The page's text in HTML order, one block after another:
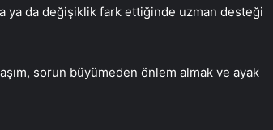
ya da değişiklik fark ettiğinde uzman desteği
sorun büyümeden önlem almak ve ayak
UETDS Nedir ? Uetds.com İle Akıllı